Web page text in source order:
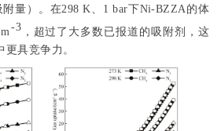
量）。在298 K、1 bar下Ni-BZZA的体
-3 ，超过了大多数已报道的吸附剂，这
具竞争力。